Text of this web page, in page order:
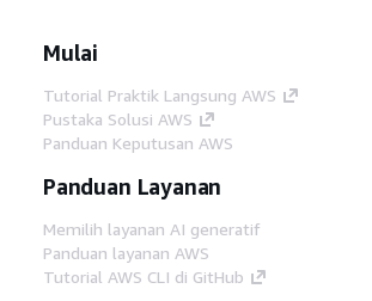
Mulai
Tutorial Praktik Langsung AWS
Pustaka Solusi AWS
Panduan Keputusan AWS
Panduan Layanan
Memilih layanan AI generatif
Panduan layanan AWS
Tutorial AWS CLI di GitHub